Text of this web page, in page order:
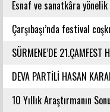
AĞUSTOS AYI İÇİN UYARI!
Esnaf ve sanatkâra
artırıldı
Çarşıbaşı’nda festival
SÜRMENE’DE 21.ÇAMFEST
DEVA PARTİLİ HASAN
KİMLİĞİ DEĞİŞTİRİLEMEZ”
10 Yıllık Araştırmanın